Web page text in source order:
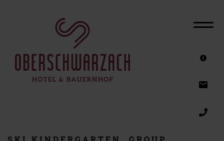
THE HOTEL
ROOMS & OFFERS
FAMILY HOTEL